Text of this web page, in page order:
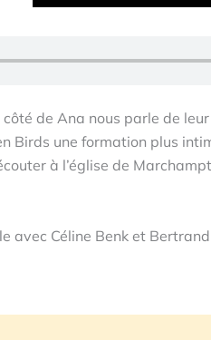
de Ana nous parle de
Birds une formation plus
à l’église de
avec Céline Benk et